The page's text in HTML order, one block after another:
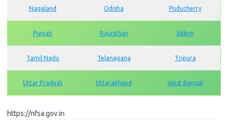
Nagaland Odisha Puducherry
Punjab Rajasthan Sikkim
Tamil Nadu Telanagana Tripura
Uttar Pradesh Uttarakhand West Bengal
https://nfsa.gov.in